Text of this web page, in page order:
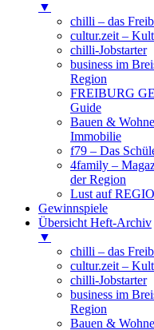
▼
chilli – das
cultur.zeit –
chilli-Jobstarter
business im
Region
FREIBURG
Guide
Bauen &
Immobilie
f79 – Das
4family –
der Region
Lust auf
Gewinnspiele
Übersicht Heft-Archiv
▼
chilli – das
cultur.zeit –
chilli-Jobstarter
business im
Region
Bauen &